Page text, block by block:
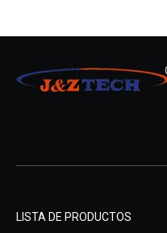
LISTA DE PRODUCTOS